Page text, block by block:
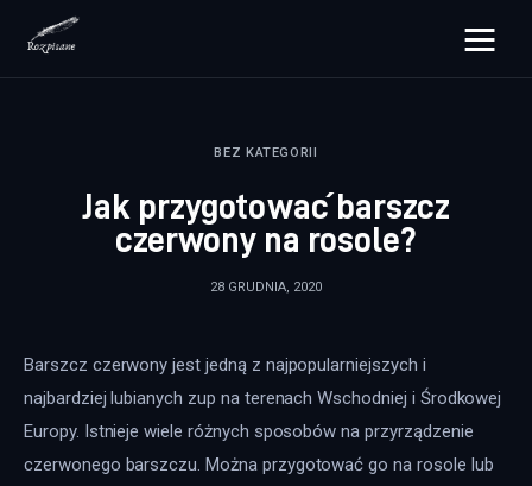
rozpisane.pl
Zdrowie
Więcej
BEZ KATEGORII
Jak przygotować barszcz
czerwony na rosole?
28 GRUDNIA, 2020
Barszcz czerwony jest jedną z najpopularniejszych i
najbardziej lubianych zup na terenach Wschodniej i Środkowej
Europy. Istnieje wiele różnych sposobów na przyrządzenie
czerwonego barszczu. Można przygotować go na rosole lub